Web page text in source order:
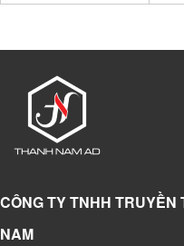
CÔNG TY TNHH TRUYỀN
NAM